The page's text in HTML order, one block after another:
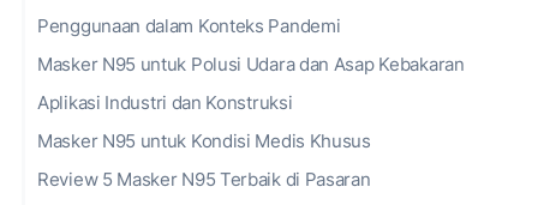
Penggunaan dalam Konteks Pandemi
Masker N95 untuk Polusi Udara dan Asap Kebakaran
Aplikasi Industri dan Konstruksi
Masker N95 untuk Kondisi Medis Khusus
Review 5 Masker N95 Terbaik di Pasaran